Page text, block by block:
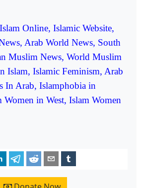
Online, Islamic Website,
Arab World News, South
Muslim News, World Muslim
Islam, Islamic Feminism, Arab
In Arab, Islamphobia in
in West, Islam Women